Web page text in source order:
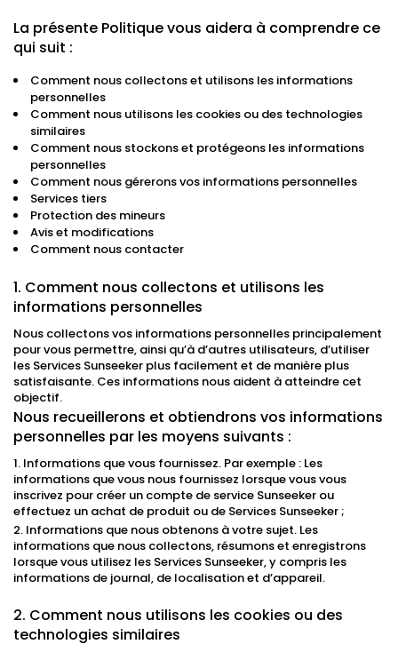
La présente Politique vous aidera à comprendre ce
qui suit :
Comment nous collectons et utilisons les informations
personnelles
Comment nous utilisons les cookies ou des technologies
similaires
Comment nous stockons et protégeons les informations
personnelles
Comment nous gérerons vos informations personnelles
Services tiers
Protection des mineurs
Avis et modifications
Comment nous contacter
1. Comment nous collectons et utilisons les
informations personnelles
Nous collectons vos informations personnelles principalement
pour vous permettre, ainsi qu’à d’autres utilisateurs, d’utiliser
les Services Sunseeker plus facilement et de manière plus
satisfaisante. Ces informations nous aident à atteindre cet
objectif.
Nous recueillerons et obtiendrons vos informations
personnelles par les moyens suivants :
1. Informations que vous fournissez. Par exemple : Les
informations que vous nous fournissez lorsque vous vous
inscrivez pour créer un compte de service Sunseeker ou
effectuez un achat de produit ou de Services Sunseeker ;
2. Informations que nous obtenons à votre sujet. Les
informations que nous collectons, résumons et enregistrons
lorsque vous utilisez les Services Sunseeker, y compris les
informations de journal, de localisation et d’appareil.
2. Comment nous utilisons les cookies ou des
technologies similaires